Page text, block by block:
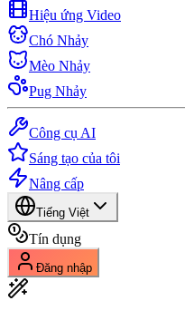
Hiệu ứng Video
Chó Nhảy
Mèo Nhảy
Pug Nhảy
Công cụ AI
Sáng tạo của tôi
Nâng cấp
Tiếng Việt
Tín dụng
Đăng nhập